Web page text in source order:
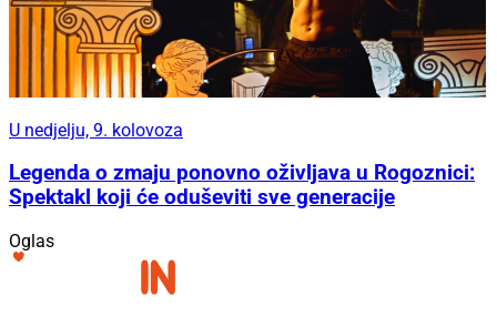
U nedjelju, 9. kolovoza
Legenda o zmaju ponovno oživljava u Rogoznici:
Spektakl koji će oduševiti sve generacije
Oglas